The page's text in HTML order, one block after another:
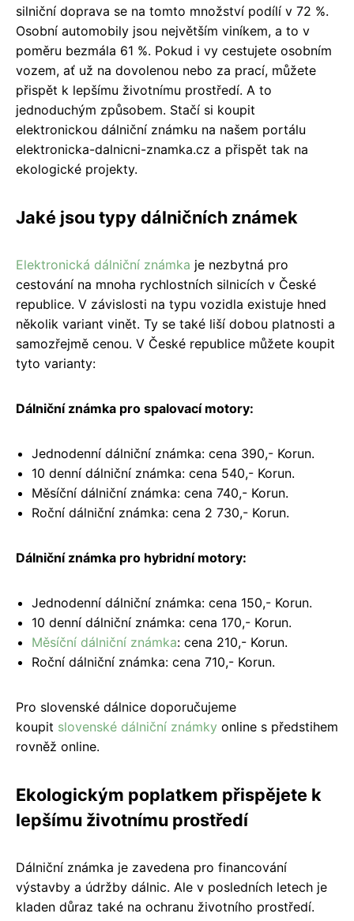
silniční doprava se na tomto množství podílí v 72 %.
Osobní automobily jsou největším viníkem, a to v
poměru bezmála 61 %. Pokud i vy cestujete osobním
vozem, ať už na dovolenou nebo za prací, můžete
přispět k lepšímu životnímu prostředí. A to
jednoduchým způsobem. Stačí si koupit
elektronickou dálniční známku na našem portálu
elektronicka-dalnicni-znamka.cz a přispět tak na
ekologické projekty.
Jaké jsou typy dálničních známek
Elektronická dálniční známka je nezbytná pro
cestování na mnoha rychlostních silnicích v České
republice. V závislosti na typu vozidla existuje hned
několik variant vinět. Ty se také liší dobou platnosti a
samozřejmě cenou. V České republice můžete koupit
tyto varianty:
Dálniční známka pro spalovací motory:
Jednodenní dálniční známka: cena 390,- Korun.
10 denní dálniční známka: cena 540,- Korun.
Měsíční dálniční známka: cena 740,- Korun.
Roční dálniční známka: cena 2 730,- Korun.
Dálniční známka pro hybridní motory:
Jednodenní dálniční známka: cena 150,- Korun.
10 denní dálniční známka: cena 170,- Korun.
Měsíční dálniční známka: cena 210,- Korun.
Roční dálniční známka: cena 710,- Korun.
Pro slovenské dálnice doporučujeme
koupit slovenské dálniční známky online s předstihem
rovněž online.
Ekologickým poplatkem přispějete k
lepšímu životnímu prostředí
Dálniční známka je zavedena pro financování
výstavby a údržby dálnic. Ale v posledních letech je
kladen důraz také na ochranu životního prostředí.